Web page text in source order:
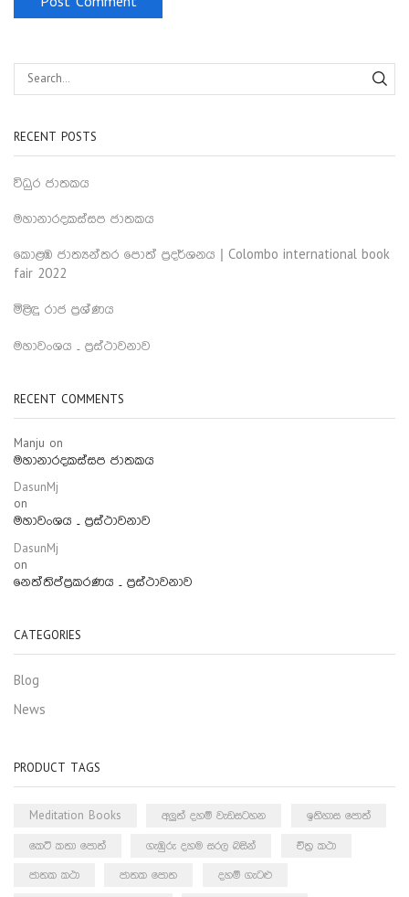
RECENT POSTS
විධුර ජාතකය
මහානාරදකස්සප ජාතකය
කොළඹ ජාත්‍යන්තර පොත් ප්‍රදර්ශනය | Colombo international book
fair 2022
මිළිඳු රාජ ප්‍රශ්ණය
මහාවංශය – ප්‍රස්ථාවනාව
RECENT COMMENTS
Manju on
මහානාරදකස්සප ජාතකය
DasunMj
on
මහාවංශය – ප්‍රස්ථාවනාව
DasunMj
on
නෙත්තිප්ප්‍රකරණය – ප්‍රස්ථාවනාව
CATEGORIES
Blog
News
PRODUCT TAGS
Meditation Books අලුත් දහම් වැඩසටහන ඉතිහාස පොත්
කෙටි කතා පොත් ගැඹුරු දහම සරල බසින් චිත්‍ර කථා
ජාතක කථා ජාතක පොත දහම් ගැටළු